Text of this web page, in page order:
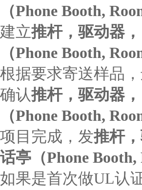
（Phone Booth,
建立推杆，驱动器
（Phone Booth,
根据要求寄送样品
确认推杆，驱动器
（Phone Booth,
项目完成，发推杆
话亭（Phone
如果是首次做UL认